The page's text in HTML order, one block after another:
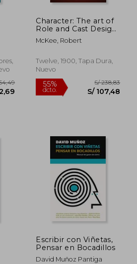
108,65
55%
dcto.
Character: The art of
Role and Cast Design
for Page, Stage, and
Screen (en Inglés)
McKee, Robert
Twelve, 1900, Tapa Dura,
Nuevo
Escribir con Viñetas,
Pensar en Bocadillos
David Muñoz Pantiga